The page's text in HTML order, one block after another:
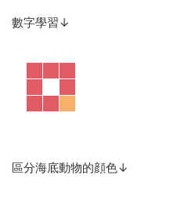
數字學習↓
區分海底動物的顔色↓